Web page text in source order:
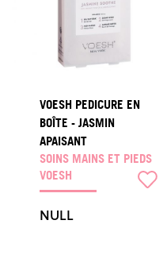
VOESH PEDICURE EN
BOÎTE - JASMIN
APAISANT
SOINS MAINS ET PIEDS
VOESH
NULL